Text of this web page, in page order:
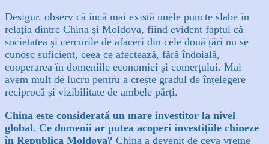
Desigur, observ că încă mai există unele puncte slabe în
relația dintre China și Moldova, fiind evident faptul că
societatea și cercurile de afaceri din cele două țări nu se
cunosc suficient, ceea ce afectează, fără îndoială,
cooperarea în domeniile economiei şi comerţului. Mai
avem mult de lucru pentru a crește gradul de înțelegere
reciprocă și vizibilitate de ambele părți.
China este considerată un mare investitor la nivel
global. Ce domenii ar putea acoperi investițiile chineze
în Republica Moldova? China a devenit de ceva vreme